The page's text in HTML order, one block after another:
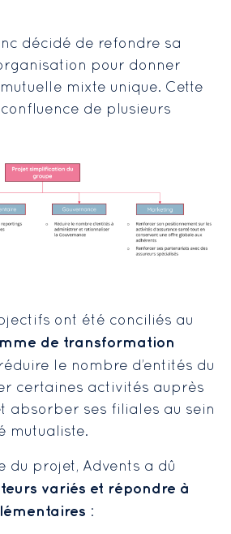
décidé de refondre sa
pour donner
mixte unique. Cette
de plusieurs
ont été conciliés au
de transformation
le nombre d’entités du
certaines activités auprès
absorber ses filiales au sein
mutualiste.
du projet, Advents a dû
variés et répondre à
: